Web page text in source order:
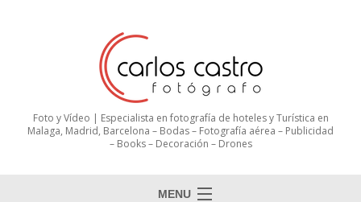
Foto y Vídeo | Especialista en fotografía de hoteles y Turística en
Malaga, Madrid, Barcelona – Bodas – Fotografía aérea – Publicidad
– Books – Decoración – Drones
MENU